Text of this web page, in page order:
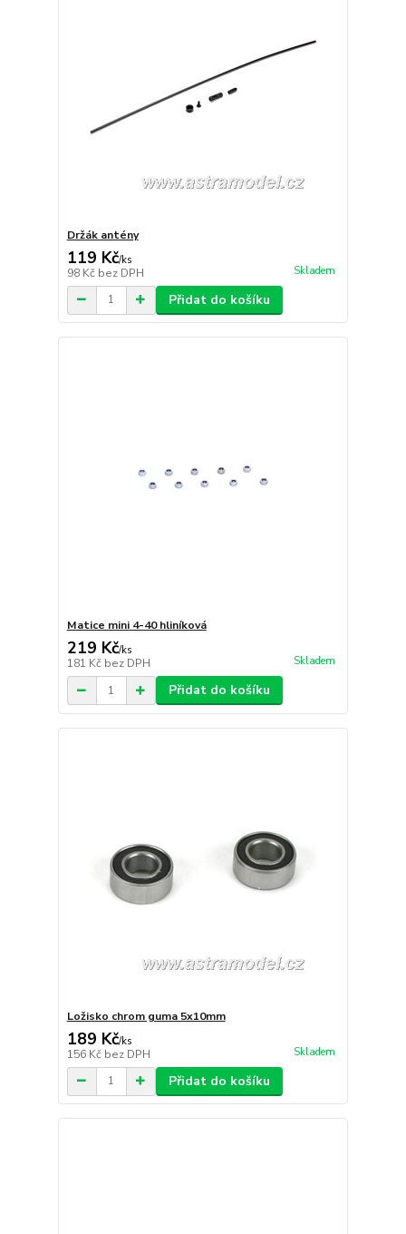
Držák antény
119 Kč/ks
98 Kč bez DPH Skladem
Přidat do košíku
Matice mini 4-40 hliníková
219 Kč/ks
181 Kč bez DPH Skladem
Přidat do košíku
Ložisko chrom guma 5x10mm
189 Kč/ks
156 Kč bez DPH Skladem
Přidat do košíku